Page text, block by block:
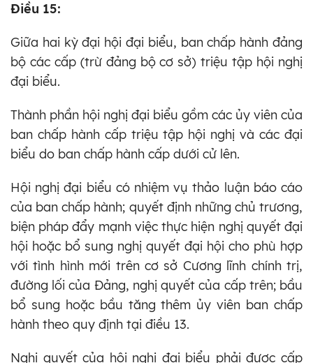
Điều 15:
Giữa hai kỳ đại hội đại biểu, ban chấp hành đảng
bộ các cấp (trừ đảng bộ cơ sở) triệu tập hội nghị
đại biểu.
Thành phần hội nghị đại biểu gồm các ủy viên của
ban chấp hành cấp triệu tập hội nghị và các đại
biểu do ban chấp hành cấp dưới cử lên.
Hội nghị đại biểu có nhiệm vụ thảo luận báo cáo
của ban chấp hành; quyết định những chủ trương,
biện pháp đẩy mạnh việc thực hiện nghị quyết đại
hội hoặc bổ sung nghị quyết đại hội cho phù hợp
với tình hình mới trên cơ sở Cương lĩnh chính trị,
đường lối của Đảng, nghị quyết của cấp trên; bầu
bổ sung hoặc bầu tăng thêm ủy viên ban chấp
hành theo quy định tại điều 13.
Nghị quyết của hội nghị đại biểu phải được cấp